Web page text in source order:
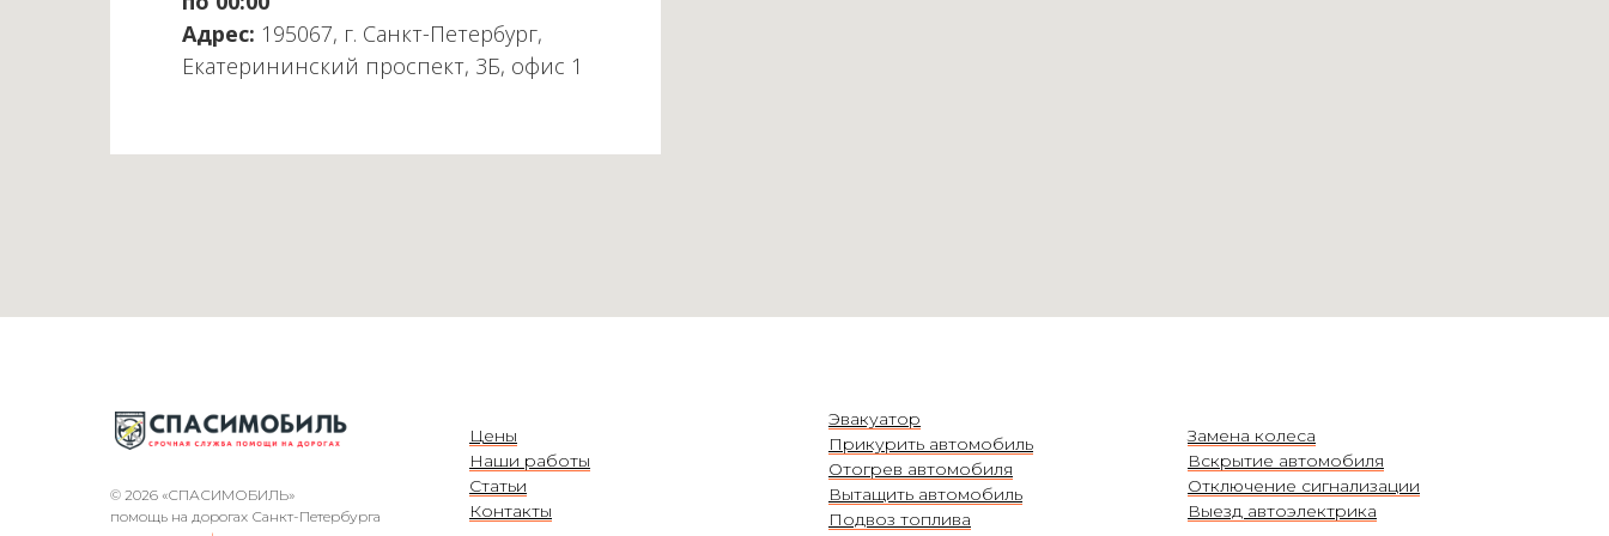
Адрес: 195067, г. Санкт-Петербург,
Екатерининский проспект, 3Б, офис 1
© 2026 «СПАСИМОБИЛЬ»
помощь на дорогах Санкт-Петербурга
Цены
Наши работы
Статьи
Контакты
Эвакуатор
Прикурить автомобиль
Отогрев автомобиля
Вытащить автомобиль
Подвоз топлива
Замена колеса
Вскрытие автомобиля
Отключение сигнализации
Выезд автоэлектрика